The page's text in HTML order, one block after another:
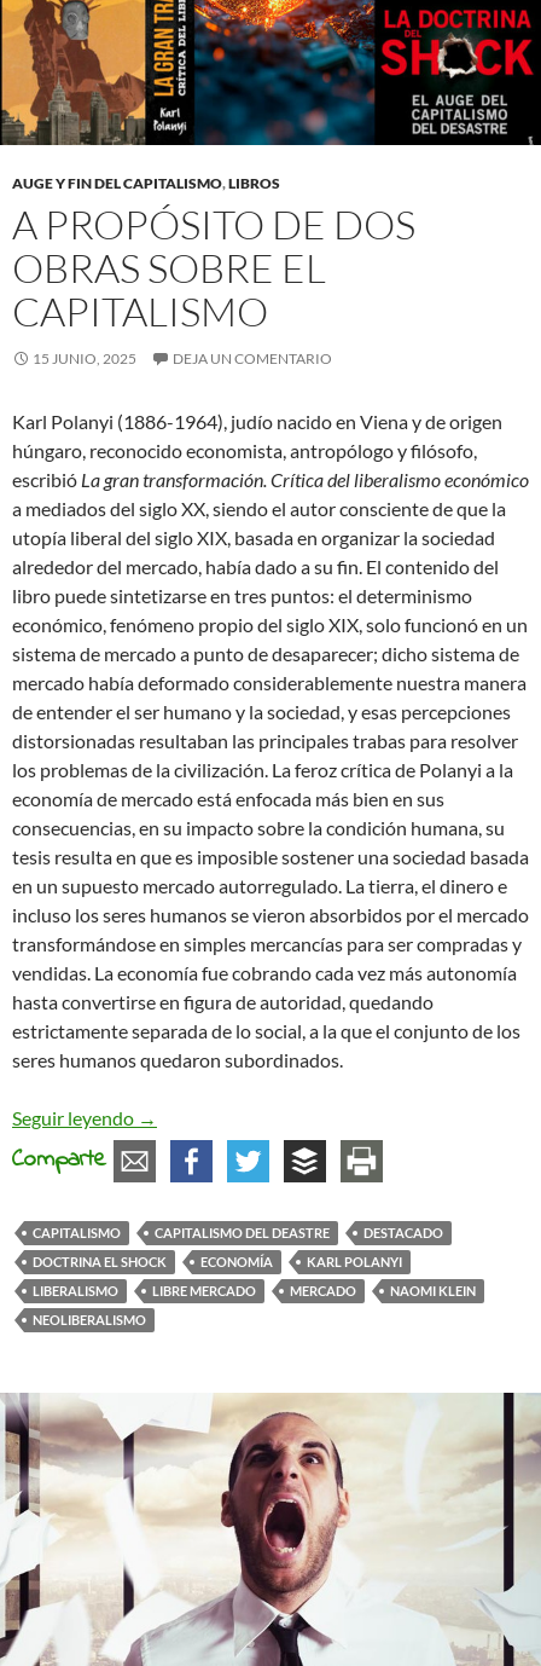
AUGE Y FIN DEL CAPITALISMO,LIBROS
A PROPÓSITO DE DOS
OBRAS SOBRE EL
CAPITALISMO
15 JUNIO, 2025 DEJA UN COMENTARIO
Karl Polanyi (1886-1964), judío nacido en Viena y de origen
húngaro, reconocido economista, antropólogo y filósofo,
escribió La gran transformación. Crítica del liberalismo económico
a mediados del siglo XX, siendo el autor consciente de que la
utopía liberal del siglo XIX, basada en organizar la sociedad
alrededor del mercado, había dado a su fin. El contenido del
libro puede sintetizarse en tres puntos: el determinismo
económico, fenómeno propio del siglo XIX, solo funcionó en un
sistema de mercado a punto de desaparecer; dicho sistema de
mercado había deformado considerablemente nuestra manera
de entender el ser humano y la sociedad, y esas percepciones
distorsionadas resultaban las principales trabas para resolver
los problemas de la civilización. La feroz crítica de Polanyi a la
economía de mercado está enfocada más bien en sus
consecuencias, en su impacto sobre la condición humana, su
tesis resulta en que es imposible sostener una sociedad basada
en un supuesto mercado autorregulado. La tierra, el dinero e
incluso los seres humanos se vieron absorbidos por el mercado
transformándose en simples mercancías para ser compradas y
vendidas. La economía fue cobrando cada vez más autonomía
hasta convertirse en figura de autoridad, quedando
estrictamente separada de lo social, a la que el conjunto de los
seres humanos quedaron subordinados.
Seguir leyendo A propósito de dos obras sobre el capitalismo
→
Comparte
CAPITALISMO CAPITALISMO DEL DEASTRE
DESTACADO
DOCTRINA EL SHOCK
ECONOMÍA
KARL POLANYI
LIBERALISMO
LIBRE MERCADO MERCADO
NAOMI KLEIN
NEOLIBERALISMO